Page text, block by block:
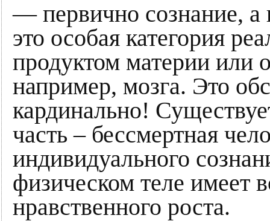
— первично сознание, а
это особая категория
продуктом материи или
например, мозга. Это
кардинально!
часть – бессмертная
индивидуального
физическом теле имеет
нравственного роста.